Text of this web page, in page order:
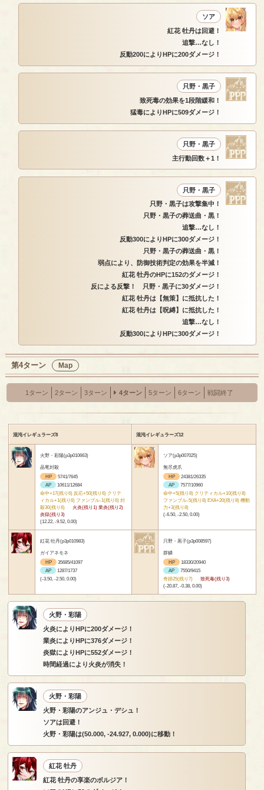
ソア
紅花 牡丹は回避！
追撃…なし！
反動200によりHPに200ダメージ！
只野・黒子
致死毒の効果を1段階緩和！
猛毒によりHPに509ダメージ！
只野・黒子
主行動回数＋1！
只野・黒子
只野・黒子は攻撃集中！
只野・黒子の葬送曲・黒！
追撃…なし！
反動300によりHPに300ダメージ！
只野・黒子の葬送曲・黒！
弱点により、防御技術判定の効果を半減！
紅花 牡丹のHPに152のダメージ！
反による反撃！ 只野・黒子に30ダメージ！
紅花 牡丹は【無策】に抵抗した！
紅花 牡丹は【呪縛】に抵抗した！
追撃…なし！
反動300によりHPに300ダメージ！
第4ターン Map
1ターン 2ターン 3ターン 4ターン 5ターン 6ターン 戦闘終了
混沌イレギュラーズ8 混沌イレギュラーズ12
火野・彩陽(p3p010663)
晶竜封殺
HP
5741/7645
AP
10611/12684
命中+17(残り6) 反応+50(残り6) クリテ
ィカル+1(残り6) ファンブル-1(残り6) 封
殺30(残り6)
火炎(残り1) 業炎(残り2)
炎獄(残り3)
(12.22, -9.52, 0.00)
ソア(p3p007025)
無尽虎爪
HP
24381/26335
AP
7577/10960
命中+5(残り8) クリティカル+10(残り8)
ファンブル-5(残り8) EXA+20(残り8) 機動
力+3(残り8)
(-6.50, -2.50, 0.00)
紅花 牡丹(p3p010983)
ガイアネモネ
HP
35685/41097
AP
1287/1737
(-3.50, -2.50, 0.00)
只野・黒子(p3p008597)
群鱗
HP
18330/20940
AP
7550/9415
奇跡25(残り7)
致死毒(残り3)
(-20.87, -0.38, 0.00)
火野・彩陽
火炎によりHPに200ダメージ！
業炎によりHPに376ダメージ！
炎獄によりHPに552ダメージ！
時間経過により火炎が消失！
火野・彩陽
火野・彩陽のアンジュ・デシュ！
ソアは回避！
火野・彩陽は(50.000, -24.927, 0.000)に移動！
紅花 牡丹
紅花 牡丹の享楽のボルジア！